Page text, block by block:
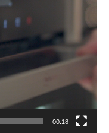
00:18